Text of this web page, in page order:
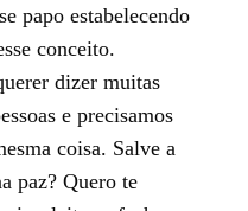
papo estabelecendo
conceito.
dizer muitas
e precisamos
coisa. Salve a
paz? Quero te